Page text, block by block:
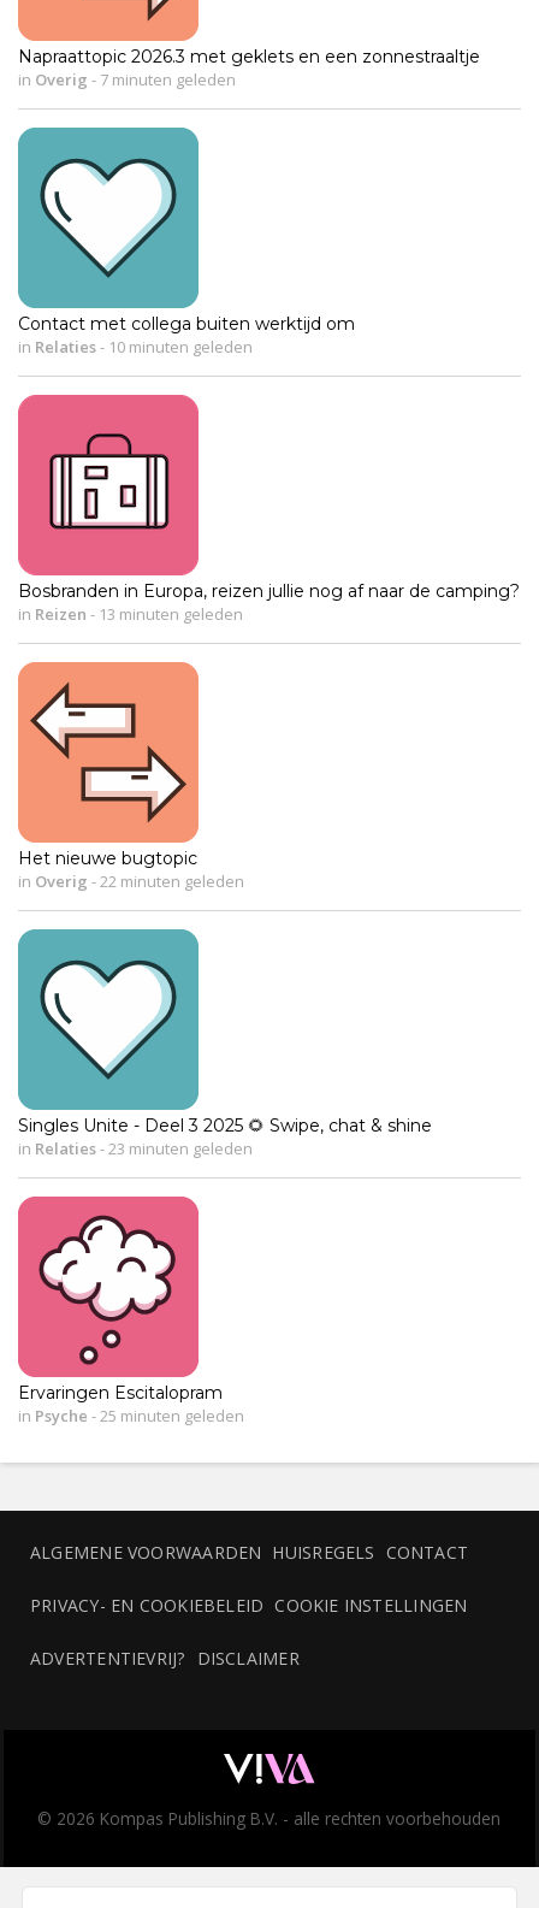
Napraattopic 2026.3 met geklets en een zonnestraaltje
in Overig - 7 minuten geleden
Contact met collega buiten werktijd om
in Relaties- 10 minuten geleden
Bosbranden in Europa, reizen jullie nog af naar de camping?
in Reizen - 13 minuten geleden
Het nieuwe bugtopic
in Overig - 22 minuten geleden
Singles Unite - Deel 3 2025 🌻 Swipe, chat & shine
in Relaties- 23 minuten geleden
Ervaringen Escitalopram
in Psyche - 25 minuten geleden
ALGEMENE VOORWAARDEN HUISREGELS CONTACT
PRIVACY- EN COOKIEBELEID COOKIE INSTELLINGEN
ADVERTENTIEVRIJ? DISCLAIMER
© 2026 Kompas Publishing B.V. - alle rechten voorbehouden